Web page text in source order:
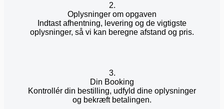
2.
Oplysninger om opgaven
Indtast afhentning, levering og de vigtigste
oplysninger, så vi kan beregne afstand og pris.
3.
Din Booking
Kontrollér din bestilling, udfyld dine oplysninger
og bekræft betalingen.